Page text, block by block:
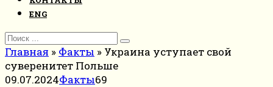
ENG
Search
for:
Главная » Факты » Украина уступает свой
суверенитет Польше
09.07.2024Факты69